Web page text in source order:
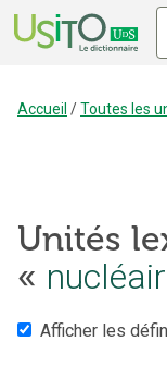
Accueil /Toutes les
Unités
«
Afficher les